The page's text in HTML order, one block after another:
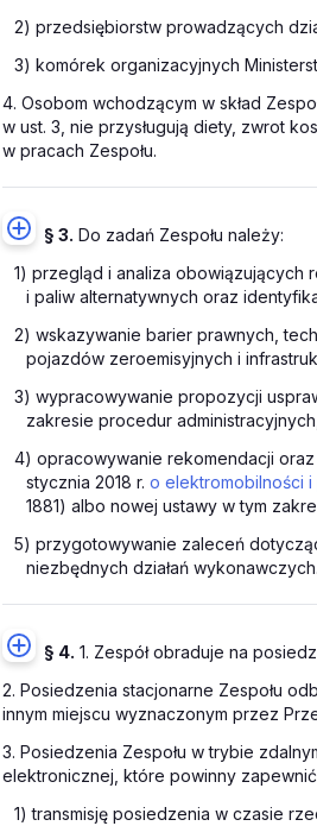
2) przedsiębiorstw prowadzących
3) komórek organizacyjnych
4. Osobom wchodzącym w skład
w ust. 3, nie przysługują diety, zwrot
w pracach Zespołu.
§ 3. Do zadań Zespołu należy:
1) przegląd i analiza obowiązujących
i paliw alternatywnych oraz
2) wskazywanie barier prawnych,
pojazdów zeroemisyjnych i
3) wypracowywanie propozycji
zakresie procedur
4) opracowywanie rekomendacji
stycznia 2018 r. o elektromobilności
1881) albo nowej ustawy w tym
5) przygotowywanie zaleceń
niezbędnych działań wykonawczych.
§ 4. 1. Zespół obraduje na
2. Posiedzenia stacjonarne Zespołu
innym miejscu wyznaczonym przez
3. Posiedzenia Zespołu w trybie
elektronicznej, które powinny
1) transmisję posiedzenia w czasie